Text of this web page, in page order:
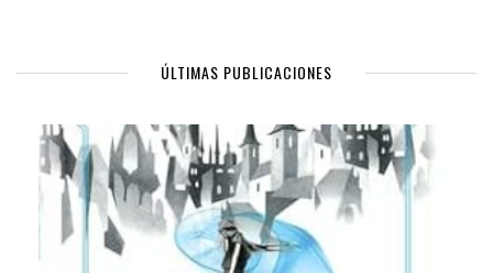
ÚLTIMAS PUBLICACIONES